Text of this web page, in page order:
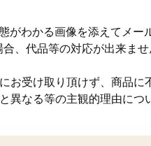
がわかる画像を添えてメー
、代品等の対応が出来ませ
お受け取り頂けず、商品
異なる等の主観的理由につ